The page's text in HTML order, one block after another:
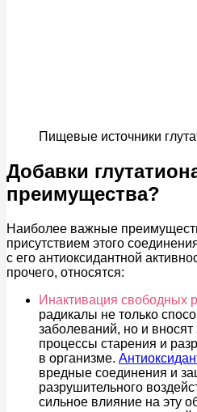
Пищевые источники
Добавки
преимущества?
Наиболее важные
присутствием этого
с его антиоксидантной
прочего, относятся:
Инактивация свободных
радикалы не только
заболеваний, но и
процессы старения и
в организме.
вредные соединения и
разрушительного
сильное влияние на эту